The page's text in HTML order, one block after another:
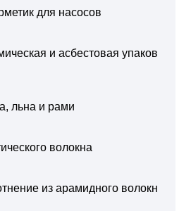
для насосов
и асбестовая упаков
льна и рами
волокна
из арамидного волокн